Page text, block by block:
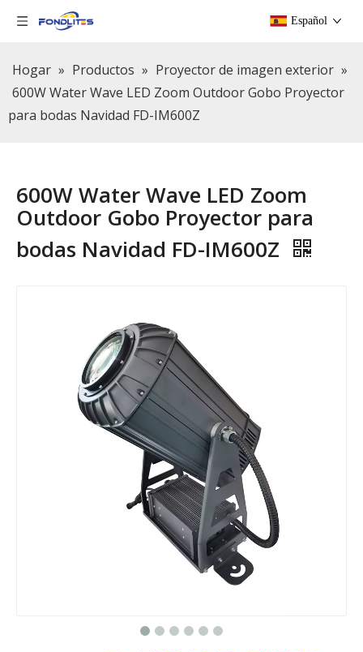
Español
Hogar » Productos » Proyector de imagen exterior »
600W Water Wave LED Zoom Outdoor Gobo Proyector
para bodas Navidad FD-IM600Z
600W Water Wave LED Zoom
Outdoor Gobo Proyector para
bodas Navidad FD-IM600Z